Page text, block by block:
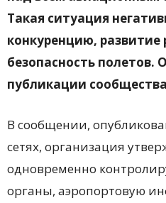
Такая ситуация
конкуренцию, развитие
безопасность полетов.
публикации
В сообщении,
сетях, организация
одновременно
органы, аэропортовую